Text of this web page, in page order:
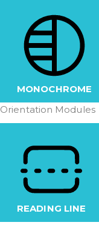
MONOCHROME
Orientation Modules
READING LINE